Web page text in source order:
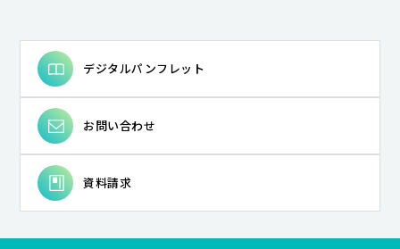
デジタルパンフレット
お問い合わせ
資料請求